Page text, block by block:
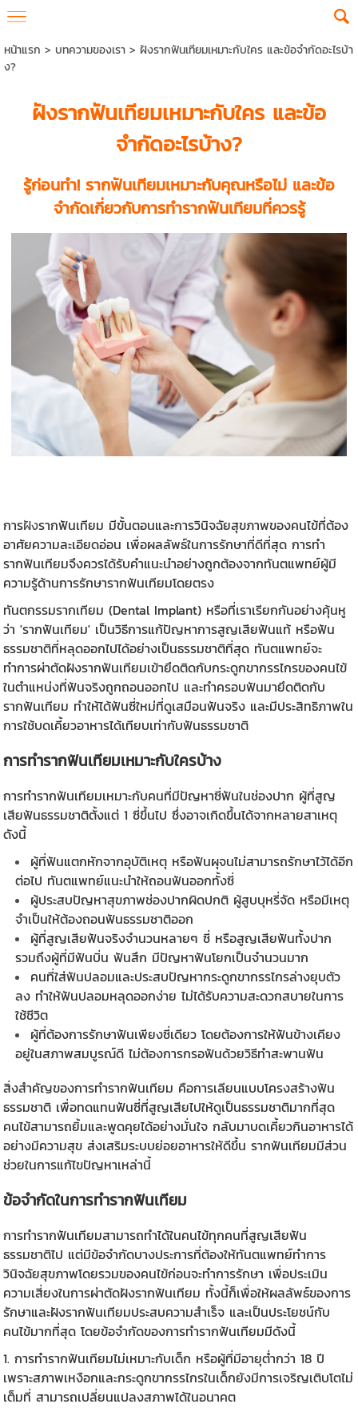
หน้าแรก > บทความของเรา> ฝังรากฟันเทียมเหมาะกับใคร และข้อจำกัดอะไรบ้า
ง?
ฝังรากฟันเทียมเหมาะกับใคร และข้อ
จำกัดอะไรบ้าง?
รู้ก่อนทำ! รากฟันเทียมเหมาะกับคุณหรือไม่ และข้อ
จำกัดเกี่ยวกับการทำรากฟันเทียมที่ควรรู้
การฝังรากฟันเทียม มีขั้นตอนและการวินิจฉัยสุขภาพของคนไข้ที่ต้อง
อาศัยความละเอียดอ่อน เพื่อผลลัพธ์ในการรักษาที่ดีที่สุด การทำ
รากฟันเทียมจึงควรได้รับคำแนะนำอย่างถูกต้องจากทันตแพทย์ผู้มี
ความรู้ด้านการรักษารากฟันเทียมโดยตรง
ทันตกรรมรากเทียม (Dental Implant) หรือที่เราเรียกกันอย่างคุ้นหู
ว่า 'รากฟันเทียม' เป็นวิธีการแก้ปัญหาการสูญเสียฟันแท้ หรือฟัน
ธรรมชาติที่หลุดออกไปได้อย่างเป็นธรรมชาติที่สุด ทันตแพทย์จะ
ทำการผ่าตัดฝังรากฟันเทียมเข้ายึดติดกับกระดูกขากรรไกรของคนไข้
ในตำแหน่งที่ฟันจริงถูกถอนออกไป และทำครอบฟันมายึดติดกับ
รากฟันเทียม ทำให้ได้ฟันซี่ใหม่ที่ดูเสมือนฟันจริง และมีประสิทธิภาพใน
การใช้บดเคี้ยวอาหารได้เทียบเท่ากับฟันธรรมชาติ
การทำรากฟันเทียมเหมาะกับใครบ้าง
การทำรากฟันเทียมเหมาะกับคนที่มีปัญหาซี่ฟันในช่องปาก ผู้ที่สูญ
เสียฟันธรรมชาติตั้งแต่ 1 ซี่ขึ้นไป ซึ่งอาจเกิดขึ้นได้จากหลายสาเหตุ
ดังนี้
ผู้ที่ฟันแตกหักจากอุบัติเหตุ หรือฟันผุจนไม่สามารถรักษาไว้ได้อีก
ต่อไป ทันตแพทย์แนะนำให้ถอนฟันออกทั้งซี่
ผู้ประสบปัญหาสุขภาพช่องปากผิดปกติ ผู้สูบบุหรี่จัด หรือมีเหตุ
จำเป็นให้ต้องถอนฟันธรรมชาติออก
ผู้ที่สูญเสียฟันจริงจำนวนหลายๆ ซี่ หรือสูญเสียฟันทั้งปาก
รวมถึงผู้ที่มีฟันบิ่น ฟันสึก มีปัญหาฟันโยกเป็นจำนวนมาก
คนที่ใส่ฟันปลอมและประสบปัญหากระดูกขากรรไกรล่างยุบตัว
ลง ทำให้ฟันปลอมหลุดออกง่าย ไม่ได้รับความสะดวกสบายในการ
ใช้ชีวิต
ผู้ที่ต้องการรักษาฟันเพียงซี่เดียว โดยต้องการให้ฟันข้างเคียง
อยู่ในสภาพสมบูรณ์ดี ไม่ต้องการกรอฟันด้วยวิธีทำสะพานฟัน
สิ่งสำคัญของการทำรากฟันเทียม คือการเลียนแบบโครงสร้างฟัน
ธรรมชาติ เพื่อทดแทนฟันซี่ที่สูญเสียไปให้ดูเป็นธรรมชาติมากที่สุด
คนไข้สามารถยิ้มและพูดคุยได้อย่างมั่นใจ กลับมาบดเคี้ยวกินอาหารได้
อย่างมีความสุข ส่งเสริมระบบย่อยอาหารให้ดีขึ้นรากฟันเทียมมีส่วน
ช่วยในการแก้ไขปัญหาเหล่านี้
ข้อจำกัดในการทำรากฟันเทียม
การทำรากฟันเทียมสามารถทำได้ในคนไข้ทุกคนที่สูญเสียฟัน
ธรรมชาติไป แต่มีข้อจำกัดบางประการที่ต้องให้ทันตแพทย์ทำการ
วินิจฉัยสุขภาพโดยรวมของคนไข้ก่อนจะทำการรักษา เพื่อประเมิน
ความเสี่ยงในการผ่าตัดฝังรากฟันเทียม ทั้งนี้ก็เพื่อให้ผลลัพธ์ของการ
รักษาและฝังรากฟันเทียมประสบความสำเร็จ และเป็นประโยชน์กับ
คนไข้มากที่สุด โดยข้อจำกัดของการทำรากฟันเทียมมีดังนี้
1. การทำรากฟันเทียมไม่เหมาะกับเด็ก หรือผู้ที่มีอายุต่ำกว่า 18 ปี
เพราะสภาพเหงือกและกระดูกขากรรไกรในเด็กยังมีการเจริญเติบโตไม่
เต็มที่ สามารถเปลี่ยนแปลงสภาพได้ในอนาคต